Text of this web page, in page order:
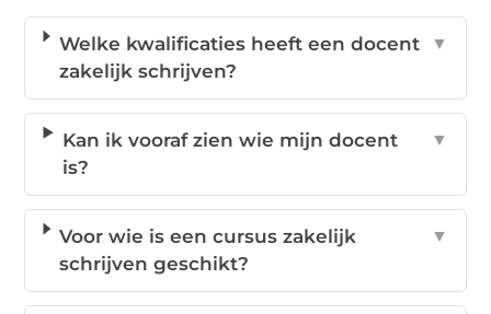
Welke kwalificaties heeft een docent
zakelijk schrijven?
▼
Kan ik vooraf zien wie mijn docent
is?
▼
Voor wie is een cursus zakelijk
schrijven geschikt?
▼